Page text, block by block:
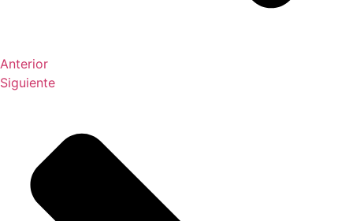
Anterior
Siguiente